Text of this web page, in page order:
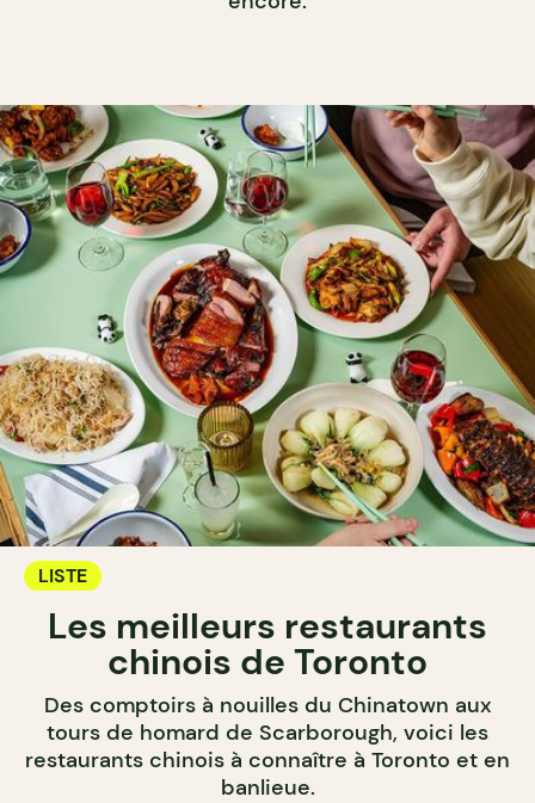
LISTE
Les meilleurs restaurants
chinois de Toronto
Des comptoirs à nouilles du Chinatown aux
tours de homard de Scarborough, voici les
restaurants chinois à connaître à Toronto et en
banlieue.